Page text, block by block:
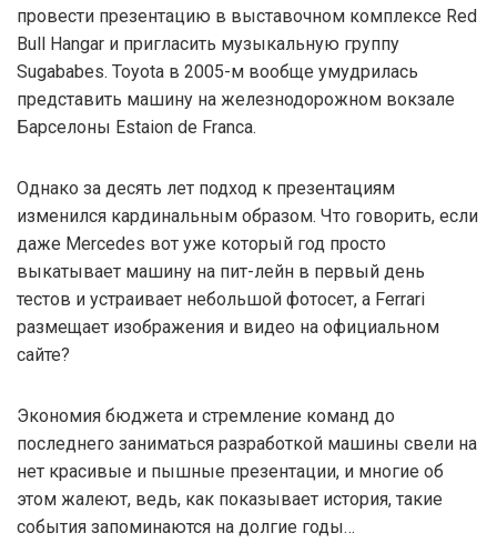
провести презентацию в выставочном комплексе Red
Bull Hangar и пригласить музыкальную группу
Sugababes. Toyota в 2005-м вообще умудрилась
представить машину на железнодорожном вокзале
Барселоны Estaion de Franca.
Однако за десять лет подход к презентациям
изменился кардинальным образом. Что говорить, если
даже Mercedes вот уже который год просто
выкатывает машину на пит-лейн в первый день
тестов и устраивает небольшой фотосет, а Ferrari
размещает изображения и видео на официальном
сайте?
Экономия бюджета и стремление команд до
последнего заниматься разработкой машины свели на
нет красивые и пышные презентации, и многие об
этом жалеют, ведь, как показывает история, такие
события запоминаются на долгие годы…